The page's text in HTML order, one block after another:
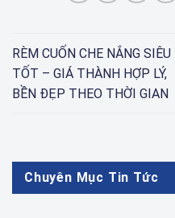
RÈM CUỐN CHE NẮNG SIÊU
TỐT – GIÁ THÀNH HỢP LÝ,
BỀN ĐẸP THEO THỜI GIAN
Chuyên Mục Tin Tức